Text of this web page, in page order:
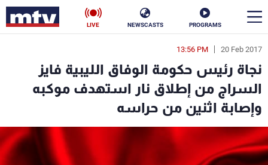
PROGRAMS
NEWSCASTS
LIVE
20 Feb 2017
13:56 PM
نجاة رئيس حكومة الوفاق الليبية فايز
السراج من إطلاق نار استهدف موكبه
وإصابة اثنين من حراسه
en
الأخبار
سياسة ناس
إقتصاد